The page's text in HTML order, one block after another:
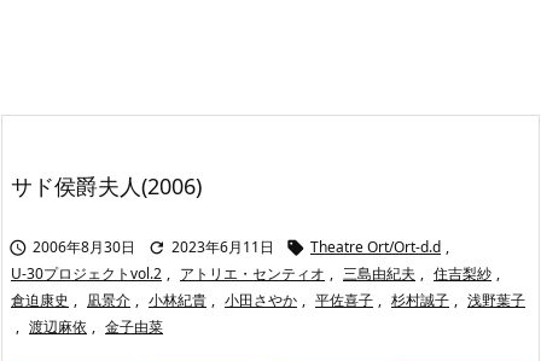
サド侯爵夫人(2006)
 2006年8月30日  2023年6月11日  Theatre Ort/Ort-d.d ,
U-30プロジェクトvol.2 , アトリエ・センティオ , 三島由紀夫 , 住吉梨紗 ,
倉迫康史 , 凪景介 , 小林紀貴 , 小田さやか , 平佐喜子 , 杉村誠子 , 浅野葉子
, 渡辺麻依 , 金子由菜